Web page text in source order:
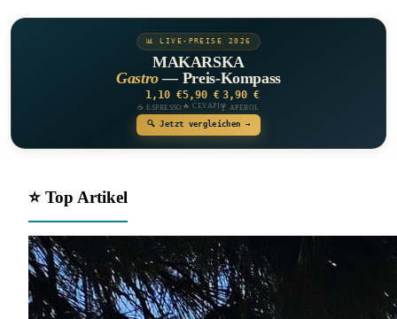
📊 LIVE-PREISE 2026
MAKARSKA
Gastro— Preis-Kompass
1,10 €
☕ ESPRESSO
5,90 €
🔥 ĆEVAPI
3,90 €
🍸 APEROL
🔍 Jetzt vergleichen →
⭐ Top Artikel